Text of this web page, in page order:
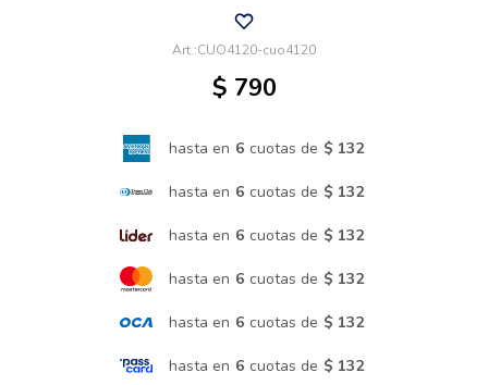
CUO4120-cuo4120
$ 790
hasta en 6 cuotas de $ 132
hasta en 6 cuotas de $ 132
hasta en 6 cuotas de $ 132
hasta en 6 cuotas de $ 132
hasta en 6 cuotas de $ 132
hasta en 6 cuotas de $ 132
Muebles de exterior
Lavado y secado